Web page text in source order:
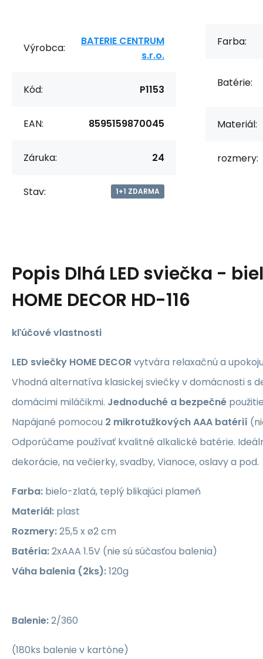
Výrobca:
BATERIE CENTRUM
s.r.o.
Kód: P1153
EAN: 8595159870045
Záruka: 24
Stav: 1+1 ZDARMA
Farba:
Batérie:
Materiál:
rozmery:
Popis Dlhá LED sviečka -
HOME DECOR HD-116
kľúčové vlastnosti
LED sviečky HOME DECORvytvára relaxačnú a
Vhodná alternatíva klasickej sviečky v domácnosti s
domácimi miláčikmi. Jednoduché a bezpečné
Napájané pomocou 2 mikrotužkových AAA batérií
Odporúčame používať kvalitné alkalické batérie.
dekorácie, na večierky, svadby, Vianoce, oslavy a pod.
Farba: bielo-zlatá, teplý blikajúci plameň
Materiál: plast
Rozmery:25,5 x ø2 cm
Batéria:2xAAA 1.5V (nie sú súčasťou balenia)
Váha balenia (2ks):120g
Balenie:2/360
(180ks balenie v kartóne)